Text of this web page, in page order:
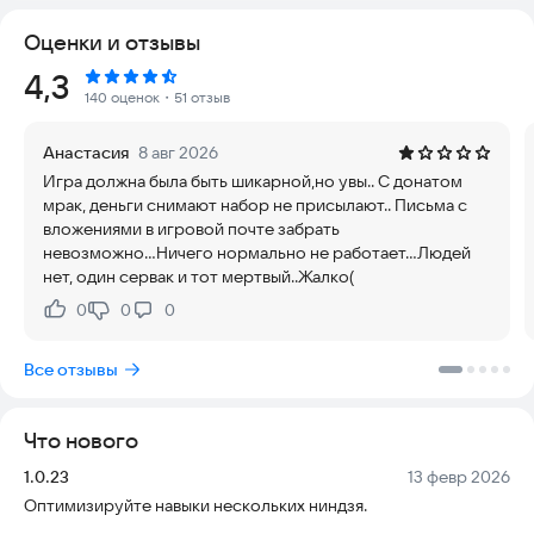
обоих одна и та же цель, но способы достижения этой цели
очень разные. Что ждет их на пути?
[Официальная версия, основанная на оригинальном Аниме]
экшн-ролевая игра Naruto SlugfestX ничем не отличается от
аниме-версии. Игра воссоздает аниме-сцены большого
открытого мира и может заставить игрока насладиться
оригинальной сюжетной линией!
[Открытый трехмерный мир, исследуйте Страну ниндзя! ]
Сверхточное воспроизведение сцен аниме в формате 4K с
открытым трехмерным миром! Используйте ниндзюцу,
Игрок может открыть большое количество уровней и
свой палец!
[Честный PVP, настраивайте состав своей команды]
PvP-сражение - один из самых важных режимов игры. В PvP-
Оценки и отзывы
Рейтинг:
4,3 140 оценок ・51 отзыв
Анастасия 8 авг 2026
Игра должна была быть шикарной,но увы.. С донатом
мрак, деньги снимают набор не присылают.. Письма с
вложениями в игровой почте забрать
невозможно...Ничего нормально не работает...Людей
нет, один сервак и тот мертвый..Жалко(
Нравится:
0Не нравится:
0 0
Все отзывы
Что нового
Версия:
1.0.23 Дата:
13 февр 2026
Оптимизируйте навыки нескольких ниндзя.